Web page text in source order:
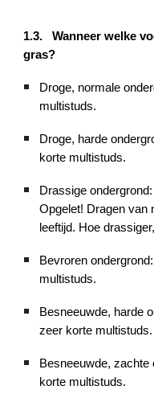
1.3. Wanneer welke
gras?
Droge, normale
multistuds.
Droge, harde
korte multistuds.
Drassige
Opgelet! Dragen van
leeftijd. Hoe
Bevroren
multistuds.
Besneeuwde, harde
zeer korte multistuds.
Besneeuwde,
korte multistuds.